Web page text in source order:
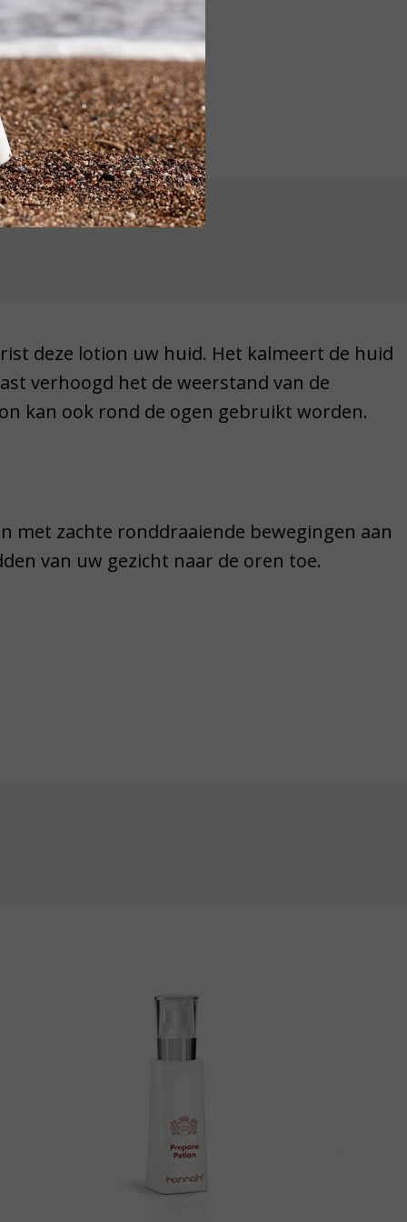
deze lotion uw huid. Het kalmeert de huid
verhoogd het de weerstand van de
kan ook rond de ogen gebruikt worden.
met zachte ronddraaiende bewegingen aan
van uw gezicht naar de oren toe.